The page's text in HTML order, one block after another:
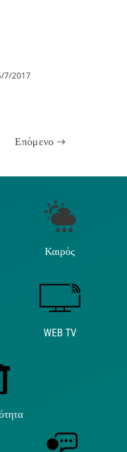
7/2017
Επόμενο
Καιρός
WEB TV